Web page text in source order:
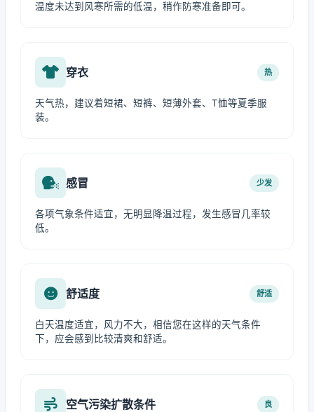
温度未达到风寒所需的低温，稍作防寒准备即可。
穿衣 热
天气热，建议着短裙、短裤、短薄外套、T恤等夏季服
装。
感冒 少发
各项气象条件适宜，无明显降温过程，发生感冒几率较
低。
舒适度 舒适
白天温度适宜，风力不大，相信您在这样的天气条件
下，应会感到比较清爽和舒适。
空气污染扩散条件 良